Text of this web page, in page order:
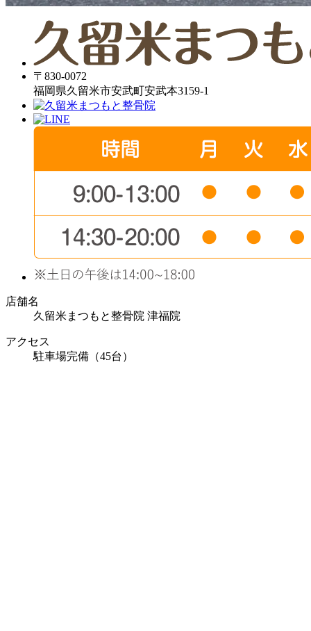
〒830-0072
福岡県久留米市安武町安武本3159-1
店舗名
久留米まつもと整骨院 津福院
アクセス
駐車場完備（45台）